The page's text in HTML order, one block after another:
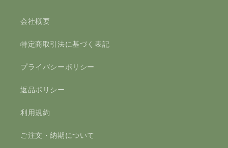
会社概要
特定商取引法に基づく表記
プライバシーポリシー
返品ポリシー
利用規約
ご注文・納期について